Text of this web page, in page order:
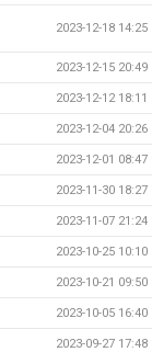
2023-12-18 14:25
2023-12-15 20:49
2023-12-12 18:11
2023-12-04 20:26
2023-12-01 08:47
2023-11-30 18:27
2023-11-07 21:24
2023-10-25 10:10
2023-10-21 09:50
2023-10-05 16:40
2023-09-27 17:48